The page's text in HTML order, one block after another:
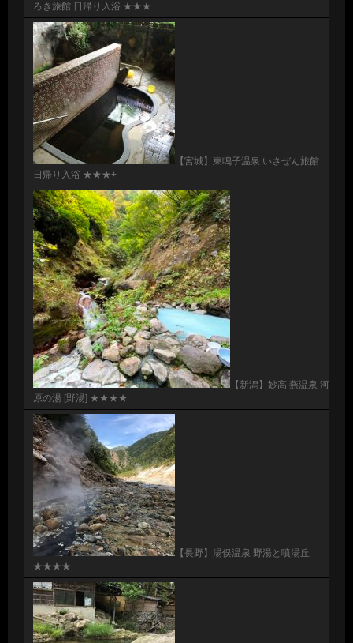
ろき旅館 日帰り入浴 ★★★+
【宮城】東鳴子温泉 いさぜん旅館
日帰り入浴 ★★★+
【新潟】妙高 燕温泉 河
原の湯 [野湯] ★★★★
【長野】湯俣温泉 野湯と噴湯丘
★★★★